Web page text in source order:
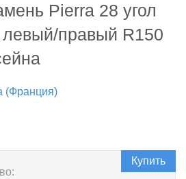
Pierra 28 угол
правый R150
(Франция)
Купить